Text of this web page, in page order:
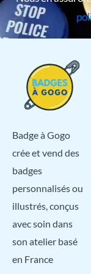
Badge à Gogo
crée et vend des
badges
personnalisés ou
illustrés, conçus
avec soin dans
son atelier basé
en France